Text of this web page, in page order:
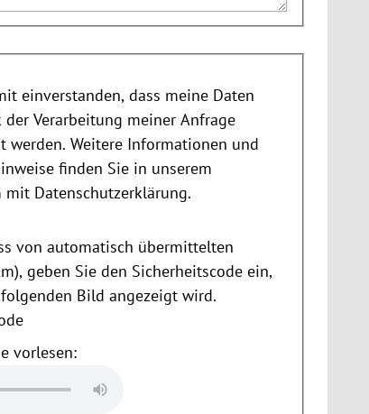
einverstanden, dass meine Daten
der Verarbeitung meiner Anfrage
werden. Weitere Informationen und
finden Sie in unserem
mit Datenschutzerklärung.
von automatisch übermittelten
geben Sie den Sicherheitscode ein,
Bild angezeigt wird.
vorlesen: